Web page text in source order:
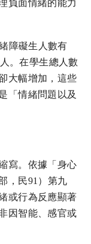
負面情緒的能力
障礙生人數有
。在學生總人數
大幅增加，這些
「情緒問題以及
寫。依據「身心
，民91）第九
或行為反應顯著
因智能、感官或